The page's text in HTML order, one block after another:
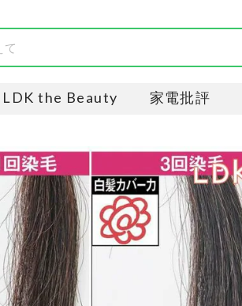
LDK the Beauty 家電批評